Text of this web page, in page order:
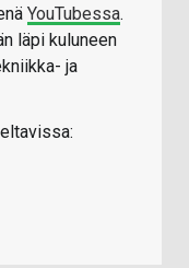
YouTubessa.
läpi kuluneen
ja